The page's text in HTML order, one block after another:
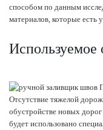
способом по данным
материалов, которые есть
Используемое
Отсутствие тяжелой
обустройстве новых
будет использовано